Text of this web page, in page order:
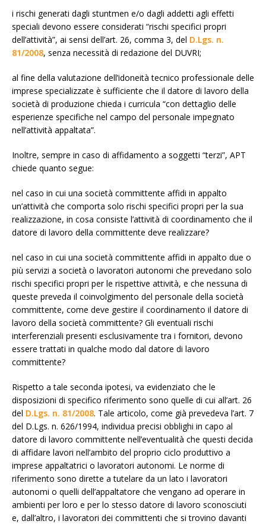
i rischi generati dagli stuntmen e/o dagli addetti agli effetti
speciali devono essere considerati “rischi specifici propri
dell’attività”, ai sensi dell’art. 26, comma 3, del D.Lgs. n.
81/2008, senza necessità di redazione del DUVRI;
al fine della valutazione dell’idoneità tecnico professionale delle
imprese specializzate è sufficiente che il datore di lavoro della
società di produzione chieda i curricula “con dettaglio delle
esperienze specifiche nel campo del personale impegnato
nell’attività appaltata”.
Inoltre, sempre in caso di affidamento a soggetti “terzi”, APT
chiede quanto segue:
nel caso in cui una società committente affidi in appalto
un’attività che comporta solo rischi specifici propri per la sua
realizzazione, in cosa consiste l’attività di coordinamento che il
datore di lavoro della committente deve realizzare?
nel caso in cui una società committente affidi in appalto due o
più servizi a società o lavoratori autonomi che prevedano solo
rischi specifici propri per le rispettive attività, e che nessuna di
queste preveda il coinvolgimento del personale della società
committente, come deve gestire il coordinamento il datore di
lavoro della società committente? Gli eventuali rischi
interferenziali presenti esclusivamente tra i fornitori, devono
essere trattati in qualche modo dal datore di lavoro
committente?
Rispetto a tale seconda ipotesi, va evidenziato che le
disposizioni di specifico riferimento sono quelle di cui all’art. 26
del D.Lgs. n. 81/2008. Tale articolo, come già prevedeva l’art. 7
del D.Lgs. n. 626/1994, individua precisi obblighi in capo al
datore di lavoro committente nell’eventualità che questi decida
di affidare lavori nell’ambito del proprio ciclo produttivo a
imprese appaltatrici o lavoratori autonomi. Le norme di
riferimento sono dirette a tutelare da un lato i lavoratori
autonomi o quelli dell’appaltatore che vengano ad operare in
ambienti per loro e per lo stesso datore di lavoro sconosciuti
e, dall’altro, i lavoratori dei committenti che si trovino davanti